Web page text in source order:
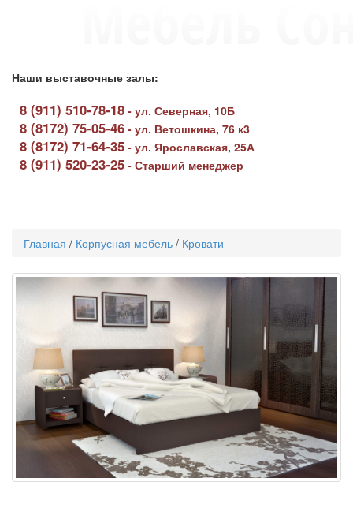
Наши выставочные залы:
8 (911) 510-78-18 - ул. Северная, 10Б
8 (8172) 75-05-46 - ул. Ветошкина, 76 к3
8 (8172) 71-64-35 - ул. Ярославская, 25А
8 (911) 520-23-25 - Старший менеджер
Главная / Корпусная мебель / Кровати